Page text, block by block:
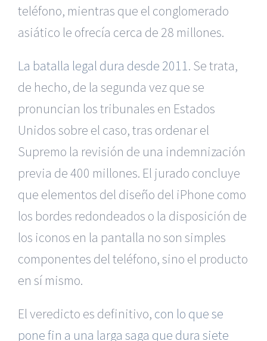
teléfono, mientras que el conglomerado
asiático le ofrecía cerca de 28 millones.
La batalla legal dura desde 2011. Se trata,
de hecho, de la segunda vez que se
pronuncian los tribunales en Estados
Unidos sobre el caso, tras ordenar el
Supremo la revisión de una indemnización
previa de 400 millones. El jurado concluye
que elementos del diseño del iPhone como
los bordes redondeados o la disposición de
los iconos en la pantalla no son simples
componentes del teléfono, sino el producto
en sí mismo.
El veredicto es definitivo, con lo que se
pone fin a una larga saga que dura siete